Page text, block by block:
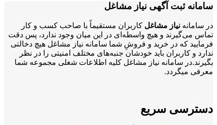
سامانه ثبت آگهی نیاز مشاغل
در سامانه نیاز مشاغلکاربران مستقیماً با صاحب کسب و کار
تماس می‌گیرند و هیچ واسطه‌ای در این میان وجود ندارد، پس دقت
فرمایید که در خرید و فروشِ شما سامانه نیاز مشاغل هیچ دخالتی
ندارد و کاربران باید خودشان جنبه‌های مختلف امنیتی را در نظر
بگیرند.در سامانه نیاز مشاغل کلیه اطلاعات شغلی مجموعه شما
معرفی میگردد.
دسترسی سریع